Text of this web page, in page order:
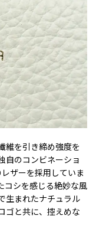
維を引き締め強度を
自のコンビネーショ
ザーを採用していま
コシを感じる絶妙な風
生まれたナチュラル
ゴと共に、控えめな